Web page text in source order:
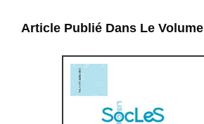
Article Publié Dans Le Volume